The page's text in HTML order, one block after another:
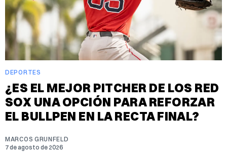
DEPORTES
¿ES EL MEJOR PITCHER DE LOS RED
SOX UNA OPCIÓN PARA REFORZAR
EL BULLPEN EN LA RECTA FINAL?
MARCOS GRUNFELD
7 de agosto de 2026